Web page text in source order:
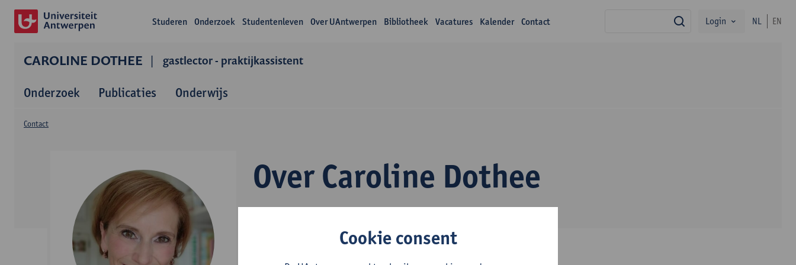
Studeren Onderzoek Studentenleven Over UAntwerpen Bibliotheek Vacatures Kalender Contact zoekLogin NL EN
CAROLINE DOTHEE gastlector - praktijkassistent
Onderzoek Publicaties Onderwijs
Over Caroline Dothee
Contact
Cookie consent